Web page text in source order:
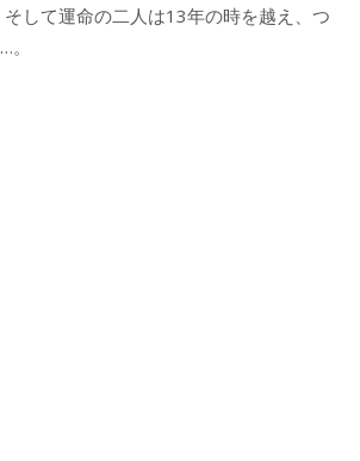
して運命の二人は13年の時を越え、つ